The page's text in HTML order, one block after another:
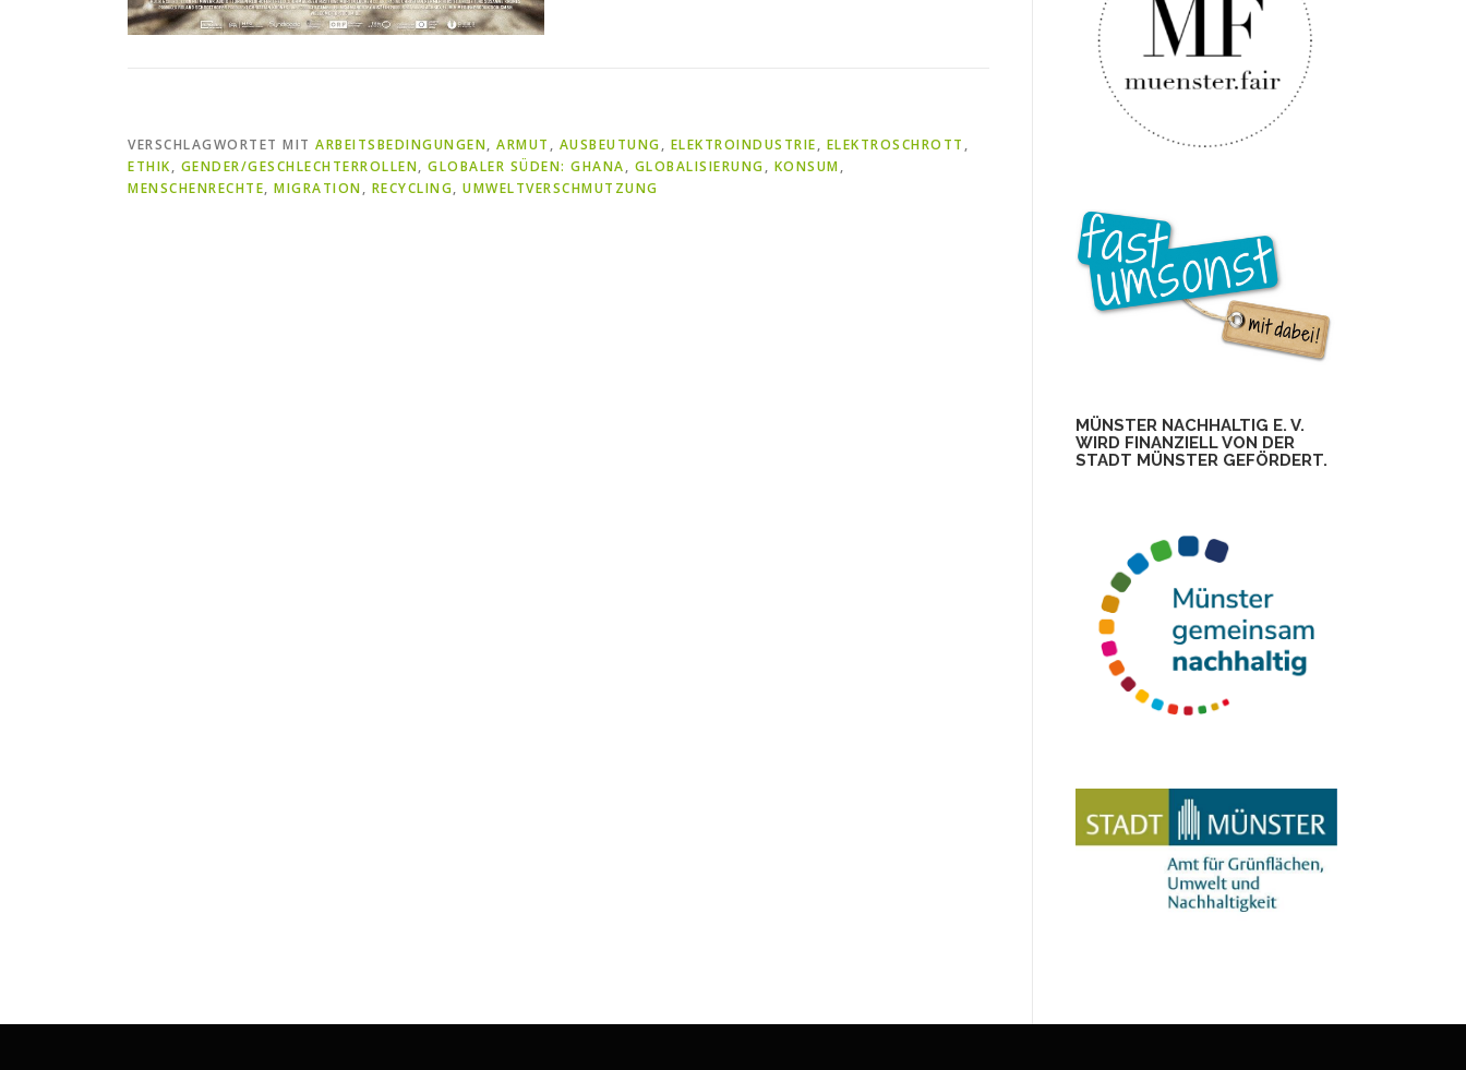
VERSCHLAGWORTET MIT ARBEITSBEDINGUNGEN, ARMUT , AUSBEUTUNG, ELEKTROINDUSTRIE, ELEKTROSCHROTT ,
ETHIK, GENDER/GESCHLECHTERROLLEN, GLOBALER SÜDEN: GHANA, GLOBALISIERUNG, KONSUM,
MENSCHENRECHTE, MIGRATION, RECYCLING, UMWELTVERSCHMUTZUNG
MÜNSTER NACHHALTIG E. V.
WIRD FINANZIELL VON DER
STADT MÜNSTER GEFÖRDERT.